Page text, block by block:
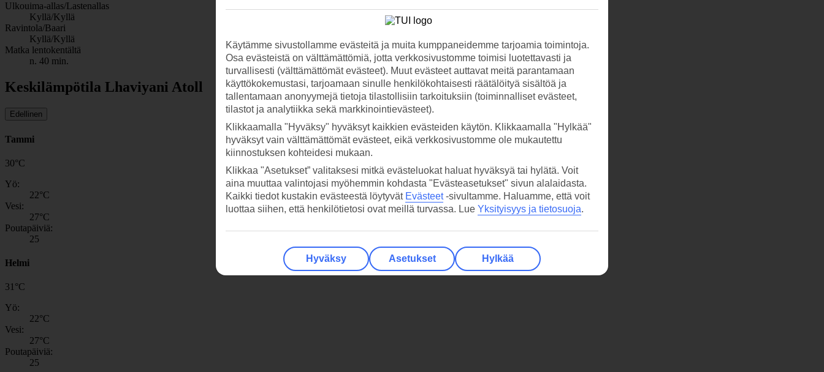
Ulkouima-allas/Lastenallas
Kyllä/Kyllä
Ravintola/Baari
Kyllä/Kyllä
Matka lentokentältä
n. 40 min.
Keskilämpötila Lhaviyani Atoll
Edellinen
Tammi
30°C
Yö:
22°C
Vesi:
27°C
Poutapäiviä:
25
Helmi
31 °C
Yö:
22°C
Vesi:
27°C
Poutapäiviä:
25
Käytämme sivustollamme evästeitä ja muita kumppaneidemme tarjoamia toimintoja.
Osa evästeistä on välttämättömiä, jotta verkkosivustomme toimisi luotettavasti ja
turvallisesti (välttämättömät evästeet). Muut evästeet auttavat meitä parantamaan
käyttökokemustasi, tarjoamaan sinulle henkilökohtaisesti räätälöityä sisältöä ja
tallentamaan anonyymejä tietoja tilastollisiin tarkoituksiin (toiminnalliset evästeet,
tilastot ja analytiikka sekä markkinointievästeet).
Klikkaamalla "Hyväksy" hyväksyt kaikkien evästeiden käytön. Klikkaamalla "Hylkää"
hyväksyt vain välttämättömät evästeet, eikä verkkosivustomme ole mukautettu
kiinnostuksen kohteidesi mukaan.
Klikkaa "Asetukset” valitaksesi mitkä evästeluokat haluat hyväksyä tai hylätä. Voit
aina muuttaa valintojasi myöhemmin kohdasta "Evästeasetukset" sivun alalaidasta.
Kaikki tiedot kustakin evästeestä löytyvät Evästeet-sivultamme. Haluamme, että voit
luottaa siihen, että henkilötietosi ovat meillä turvassa. Lue Yksityisyys ja tietosuoja.
Hyväksy Asetukset Hylkää